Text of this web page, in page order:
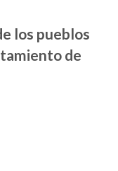
los pueblos
de